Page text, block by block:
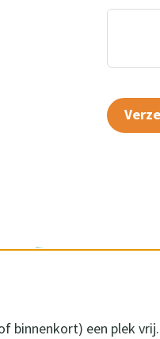
binnenkort) een plek